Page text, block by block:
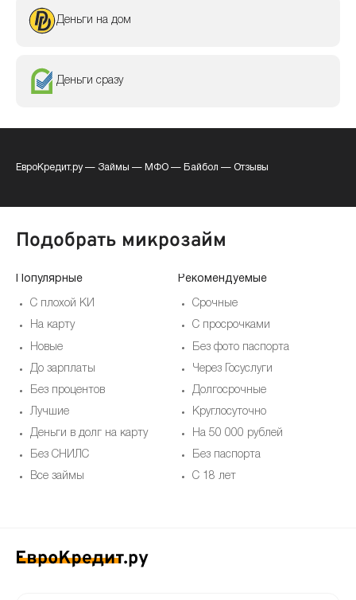
Деньги на дом
Деньги сразу
ЕвроКредит.ру— Займы — МФО — Байбол — Отзывы
Подобрать микрозайм
Популярные
С плохой КИ
На карту
Новые
До зарплаты
Без процентов
Лучшие
Деньги в долг на карту
Без СНИЛС
Все займы
Рекомендуемые
Срочные
С просрочками
Без фото паспорта
Через Госуслуги
Долгосрочные
Круглосуточно
На 50 000 рублей
Без паспорта
С 18 лет